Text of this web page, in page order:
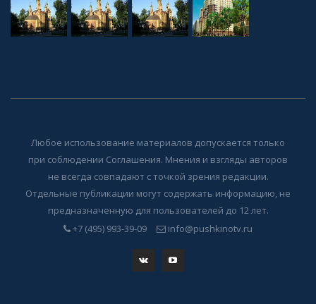
Любое использование материалов допускается только
при соблюдении Соглашения. Мнения и взгляды авторов
не всегда совпадают с точкой зрения редакции.
Отдельные публикации могут содержать информацию, не
предназначенную для пользователей до 12 лет.
+7 (495) 993-39-09
info@pushkinotv.ru